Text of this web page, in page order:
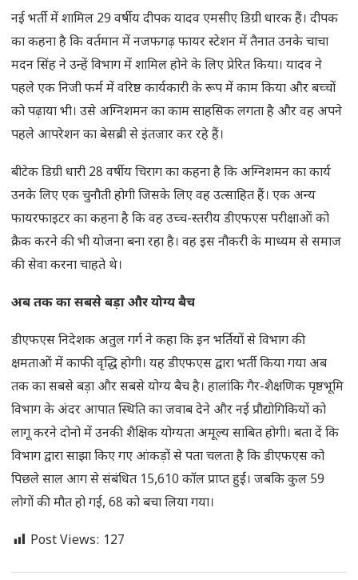
नई भर्ती में शामिल 29 वर्षीय दीपक यादव एमसीए डिग्री धारक हैं। दीपक
का कहना है कि वर्तमान में नजफगढ़ फायर स्टेशन में तैनात उनके चाचा
मदन सिंह ने उन्हें विभाग में शामिल होने के लिए प्रेरित किया। यादव ने
पहले एक निजी फर्म में वरिष्ठ कार्यकारी के रूप में काम किया और बच्चों
को पढ़ाया भी। उसे अग्निशमन का काम साहसिक लगता है और वह अपने
पहले आपरेशन का बेसब्री से इंतजार कर रहे हैं।
बीटेक डिग्री धारी 28 वर्षीय चिराग का कहना है कि अग्निशमन का कार्य
उनके लिए एक चुनौती होगी जिसके लिए वह उत्साहित हैं। एक अन्य
फायरफाइटर का कहना है कि वह उच्च-स्तरीय डीएफएस परीक्षाओं को
क्रैक करने की भी योजना बना रहा है। वह इस नौकरी के माध्यम से समाज
की सेवा करना चाहते थे।
अब तक का सबसे बड़ा और योग्य बैच
डीएफएस निदेशक अतुल गर्ग ने कहा कि इन भर्तियों से विभाग की
क्षमताओं में काफी वृद्धि होगी। यह डीएफएस द्वारा भर्ती किया गया अब
तक का सबसे बड़ा और सबसे योग्य बैच है। हालांकि गैर-शैक्षणिक पृष्ठभूमि
विभाग के अंदर आपात स्थिति का जवाब देने और नई प्रौद्योगिकियों को
लागू करने दोनो में उनकी शैक्षिक योग्यता अमूल्य साबित होगी। बता दें कि
विभाग द्वारा साझा किए गए आंकड़ों से पता चलता है कि डीएफएस को
पिछले साल आग से संबंधित 15,610 कॉल प्राप्त हुईं। जबकि कुल 59
लोगों की मौत हो गई, 68 को बचा लिया गया।
Post Views: 127